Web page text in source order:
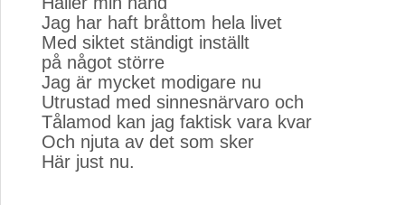
Jag har haft bråttom hela livet
Med siktet ständigt inställt
på något större
Jag är mycket modigare nu
Utrustad med sinnesnärvaro och
Tålamod kan jag faktisk vara kvar
Och njuta av det som sker
Här just nu.